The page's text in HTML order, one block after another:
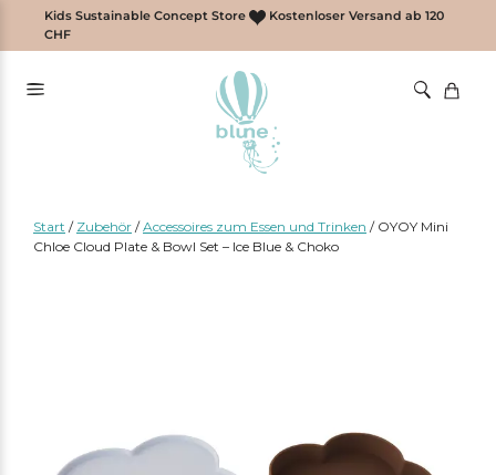
springen
Kids Sustainable Concept Store
Kostenloser Versand ab 120
CHF
Start / Zubehör / Accessoires zum Essen und Trinken /OYOY Mini
Chloe Cloud Plate & Bowl Set – Ice Blue & Choko